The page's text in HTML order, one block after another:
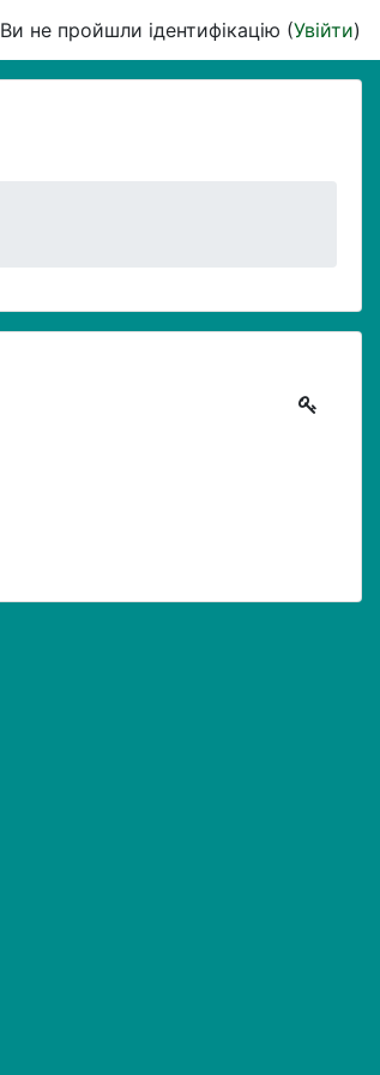
Ви не пройшли ідентифікацію (Увійти)